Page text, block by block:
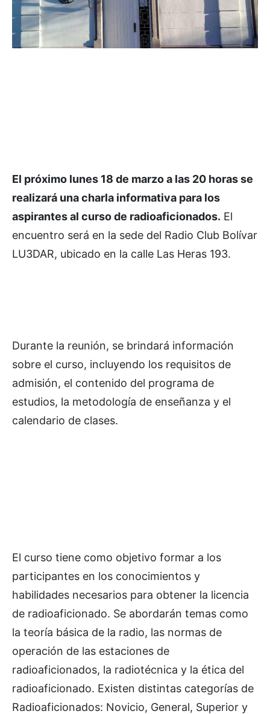
El próximo lunes 18 de marzo a las 20 horas se
realizará una charla informativa para los
aspirantes al curso de radioaficionados. El
encuentro será en la sede del Radio Club Bolívar
LU3DAR, ubicado en la calle Las Heras 193.
Durante la reunión, se brindará información
sobre el curso, incluyendo los requisitos de
admisión, el contenido del programa de
estudios, la metodología de enseñanza y el
calendario de clases.
El curso tiene como objetivo formar a los
participantes en los conocimientos y
habilidades necesarios para obtener la licencia
de radioaficionado. Se abordarán temas como
la teoría básica de la radio, las normas de
operación de las estaciones de
radioaficionados, la radiotécnica y la ética del
radioaficionado. Existen distintas categorías de
Radioaficionados: Novicio, General, Superior y